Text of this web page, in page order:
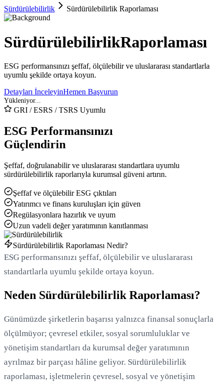
Sürdürülebilirlik
Sürdürülebilirlik Raporlaması
SürdürülebilirlikRaporlaması
ESG performansınızı şeffaf, ölçülebilir ve uluslararası standartlarla
uyumlu şekilde ortaya koyun.
Detayları İnceleyinHemen Başvurun
Yükleniyor...
GRI / ESRS / TSRS Uyumlu
ESG Performansınızı
Güçlendirin
Şeffaf, doğrulanabilir ve uluslararası standartlara uyumlu
sürdürülebilirlik raporlarıyla kurumsal güveni artırın.
Şeffaf ve ölçülebilir ESG çıktıları
Yatırımcı ve finans kuruluşları için güven
Regülasyonlara hazırlık ve uyum
Uzun vadeli değer yaratımının kanıtlanması
Sürdürülebilirlik Raporlaması Nedir?
ESG performansınızı şeffaf, ölçülebilir ve uluslararası
standartlarla uyumlu şekilde ortaya koyun.
Neden Sürdürülebilirlik Raporlaması?
Günümüzde şirketlerin başarısı yalnızca finansal sonuçlarla
ölçülmüyor; çevresel etkiler, sosyal sorumluluklar ve
yönetişim standartları da kurumsal değer yaratımının
ayrılmaz bir parçası hâline geliyor. Sürdürülebilirlik
raporlaması, işletmelerin çevresel, sosyal ve yönetişim